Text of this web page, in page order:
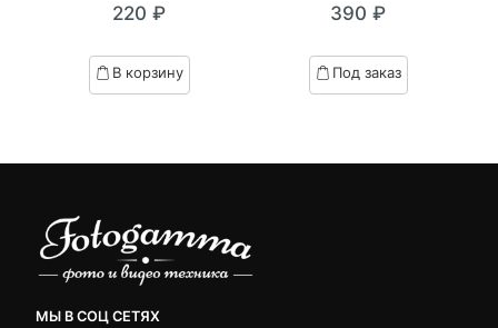
out
based
on
220 ₽
В корзину
out
based
on
390 ₽
Под заказ
МЫ В СОЦ СЕТЯХ